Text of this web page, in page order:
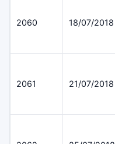
2060 18/07/2018
2061 21/07/2018